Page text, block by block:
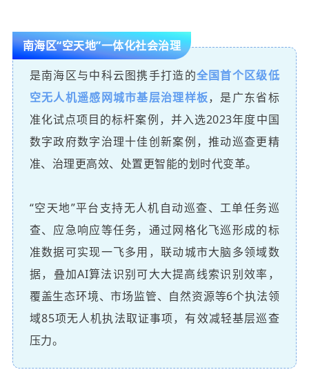
南海区“空天地”一体化社会治理
是南海区与中科云图携手打造的全国首个区级低
空无人机遥感网城市基层治理样板，是广东省标
准化试点项目的标杆案例，并入选2023年度中国
数字政府数字治理十佳创新案例，推动巡查更精
准、治理更高效、处置更智能的划时代变革。
“空天地”平台支持无人机自动巡查、工单任务巡
查、应急响应等任务，通过网格化飞巡形成的标
准数据可实现一飞多用，联动城市大脑多领域数
据，叠加AI算法识别可大大提高线索识别效率，
覆盖生态环境、市场监管、自然资源等6个执法领
域85项无人机执法取证事项，有效减轻基层巡查
压力。